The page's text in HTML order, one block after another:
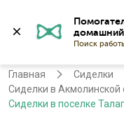
Главная
Сиделки
Сиделки в Акмолинской
Сиделки в поселке